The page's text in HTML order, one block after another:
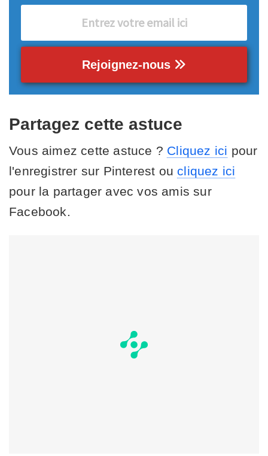
Rejoignez-nous
Partagez cette astuce
Vous aimez cette astuce ? Cliquez ici pour
l'enregistrer sur Pinterest ou cliquez ici
pour la partager avec vos amis sur
Facebook.